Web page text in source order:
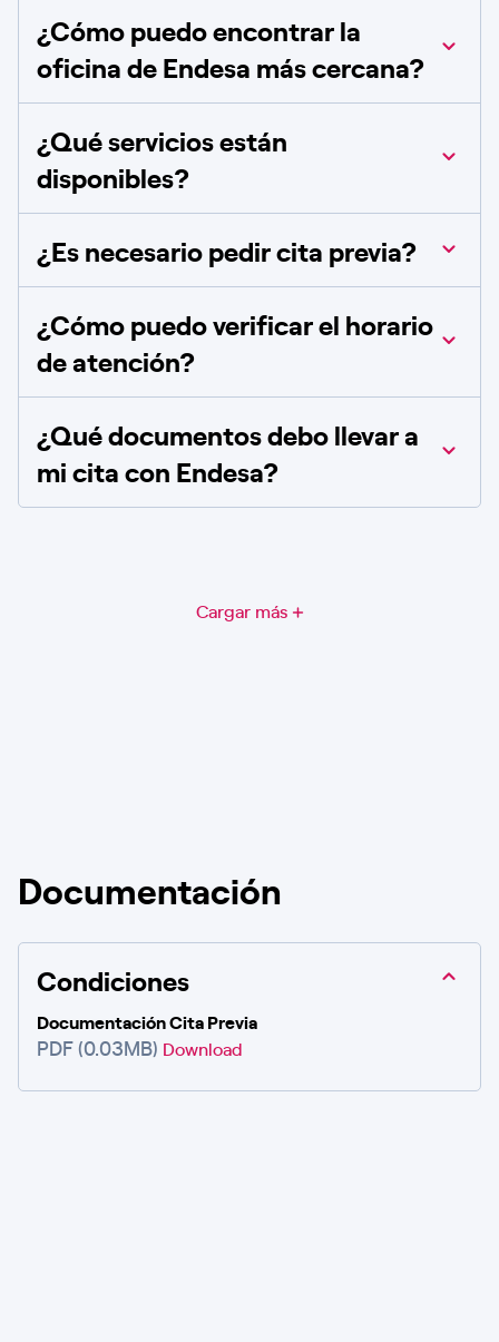
¿Cómo puedo encontrar la
oficina de Endesa más cercana?
¿Qué servicios están
disponibles?
¿Es necesario pedir cita previa?
¿Cómo puedo verificar el horario
de atención?
¿Qué documentos debo llevar a
mi cita con Endesa?
Cargar más
Documentación
Condiciones
Documentación Cita Previa
PDF (0.03MB) Download